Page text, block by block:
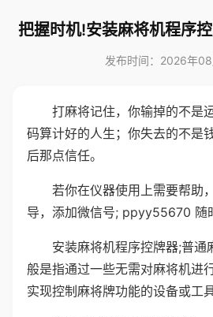
把握时机!安装麻将机程序
发布时间：2026年
打麻将记住，你输掉的不是
码算计好的人生；你失去的不是
后那点信任。
若你在仪器使用上需要帮助
导，添加微信号; ppyy55670 随
安装麻将机程序控牌器;普通
般是指通过一些无需对麻将机进
实现控制麻将牌功能的设备或工具